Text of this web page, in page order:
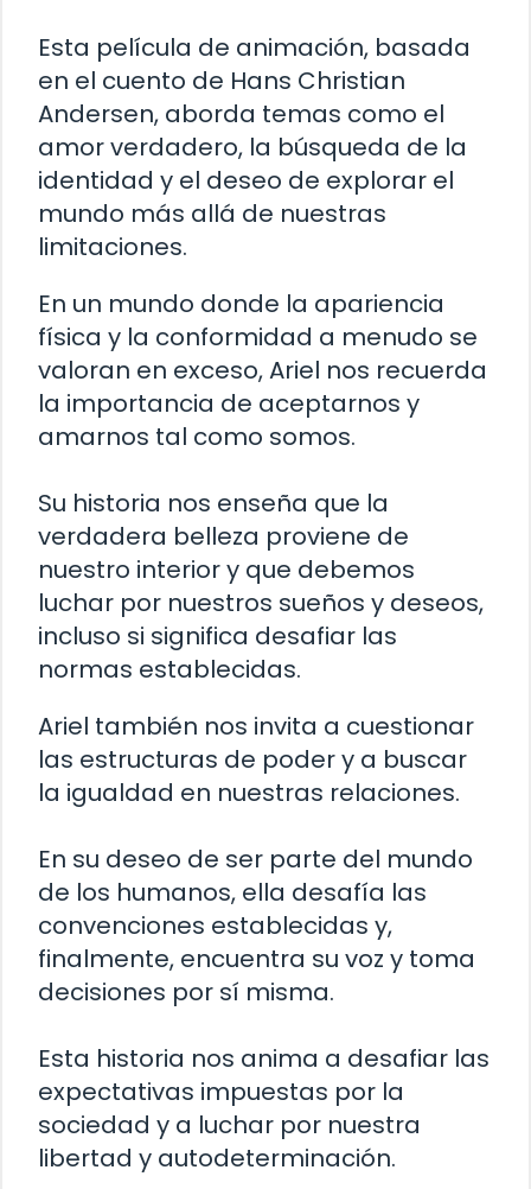
Esta película de animación, basada
en el cuento de Hans Christian
Andersen, aborda temas como el
amor verdadero, la búsqueda de la
identidad y el deseo de explorar el
mundo más allá de nuestras
limitaciones.
En un mundo donde la apariencia
física y la conformidad a menudo se
valoran en exceso, Ariel nos recuerda
la importancia de aceptarnos y
amarnos tal como somos.
Su historia nos enseña que la
verdadera belleza proviene de
nuestro interior y que debemos
luchar por nuestros sueños y deseos,
incluso si significa desafiar las
normas establecidas.
Ariel también nos invita a cuestionar
las estructuras de poder y a buscar
la igualdad en nuestras relaciones.
En su deseo de ser parte del mundo
de los humanos, ella desafía las
convenciones establecidas y,
finalmente, encuentra su voz y toma
decisiones por sí misma.
Esta historia nos anima a desafiar las
expectativas impuestas por la
sociedad y a luchar por nuestra
libertad y autodeterminación.